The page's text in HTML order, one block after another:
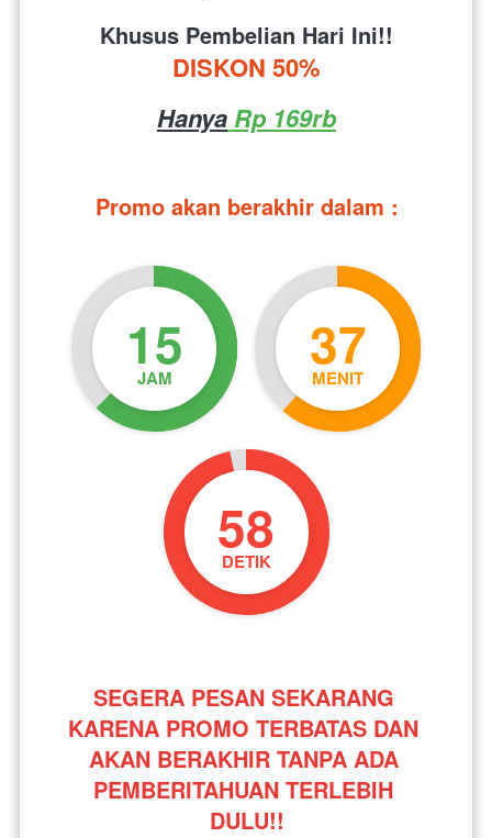
Khusus Pembelian Hari Ini!!
DISKON 50%
Hanya Rp 169rb
Promo akan berakhir dalam :
15
JAM 37
MENIT
57
DETIK
SEGERA PESAN SEKARANG
KARENA PROMO TERBATAS DAN
AKAN BERAKHIR TANPA ADA
PEMBERITAHUAN TERLEBIH
DULU!!